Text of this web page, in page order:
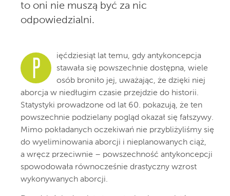
to oni nie muszą być za nic
odpowiedzialni.
P
ięćdziesiąt lat temu, gdy antykoncepcja
stawała się powszechnie dostępna, wiele
osób broniło jej, uważając, że dzięki niej
aborcja w niedługim czasie przejdzie do historii.
Statystyki prowadzone od lat 60. pokazują, że ten
powszechnie podzielany pogląd okazał się fałszywy.
Mimo pokładanych oczekiwań nie przybliżyliśmy się
do wyeliminowania aborcji i nieplanowanych ciąż,
a wręcz przeciwnie – powszechność antykoncepcji
spowodowała równocześnie drastyczny wzrost
wykonywanych aborcji.